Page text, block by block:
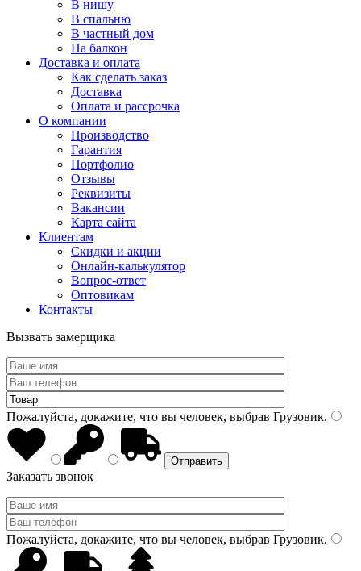
В нишу
В спальню
В частный дом
На балкон
Доставка и оплата
Как сделать заказ
Доставка
Оплата и рассрочка
О компании
Производство
Гарантия
Портфолио
Отзывы
Реквизиты
Вакансии
Карта сайта
Клиентам
Скидки и акции
Онлайн-калькулятор
Вопрос-ответ
Оптовикам
Контакты
Вызвать замерщика
Пожалуйста, докажите, что вы человек, выбрав Грузовик.
Заказать звонок
Пожалуйста, докажите, что вы человек, выбрав Грузовик.